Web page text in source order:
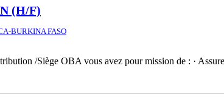
(H/F)
BURKINA FASO
/Siège OBA vous avez pour mission de : ·